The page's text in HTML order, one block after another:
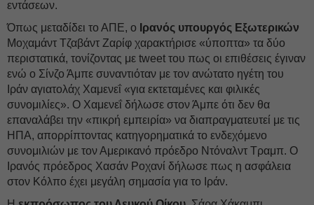
εντάσεων.
Όπως μεταδίδει το ΑΠΕ, ο Ιρανός υπουργός Εξωτερικών
Μοχαμάντ Τζαβάντ Ζαρίφ χαρακτήρισε «ύποπτα» τα δύο
περιστατικά, τονίζοντας με tweet του πως οι επιθέσεις έγιναν
ενώ ο Σίνζο Άμπε συναντιόταν με τον ανώτατο ηγέτη του
Ιράν αγιατολάχ Χαμενεΐ «για εκτεταμένες και φιλικές
συνομιλίες». Ο Χαμενεΐ δήλωσε στον Άμπε ότι δεν θα
επαναλάβει την «πικρή εμπειρία» να διαπραγματευτεί με τις
ΗΠΑ, απορρίπτοντας κατηγορηματικά το ενδεχόμενο
συνομιλιών με τον Αμερικανό πρόεδρο Ντόναλντ Τραμπ. Ο
Ιρανός πρόεδρος Χασάν Ροχανί δήλωσε πως η ασφάλεια
στον Κόλπο έχει μεγάλη σημασία για το Ιράν.